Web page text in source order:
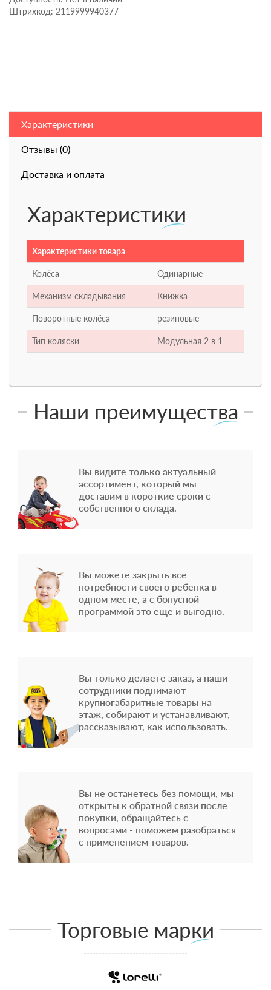
Штрихкод: 2119999940377
Характеристики
Отзывы (0)
Доставка и оплата
Характеристики
Характеристики товара
Колёса Одинарные
Механизм складывания Книжка
Поворотные колёса резиновые
Тип коляски Модульная 2 в 1
Наши преимущества
Вы видите только актуальный
ассортимент, который мы
доставим в короткие сроки с
собственного склада.
Вы можете закрыть все
потребности своего ребенка в
одном месте, а с бонусной
программой это еще и выгодно.
Вы только делаете заказ, а наши
сотрудники поднимают
крупногабаритные товары на
этаж, собирают и устанавливают,
рассказывают, как использовать.
Вы не останетесь без помощи, мы
открыты к обратной связи после
покупки, обращайтесь с
вопросами - поможем разобраться
с применением товаров.
Торговые марки